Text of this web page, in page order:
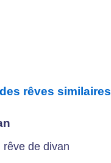
rêves similaires
rêve de divan